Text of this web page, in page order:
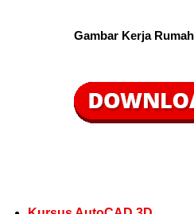
Gambar Kerja Rumah